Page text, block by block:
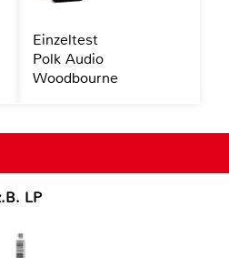
LP
Einzeltest
Polk Audio
Woodbourne